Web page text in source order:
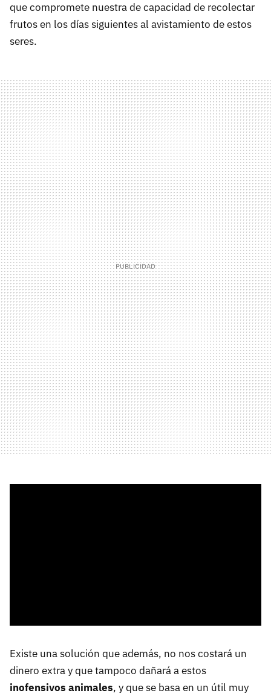
que compromete nuestra de capacidad de recolectar
frutos en los días siguientes al avistamiento de estos
seres.
Existe una solución que además, no nos costará un
dinero extra y que tampoco dañará a estos
inofensivos animales, y que se basa en un útil muy